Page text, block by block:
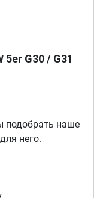
5er G30 / G31
подобрать наше
него.